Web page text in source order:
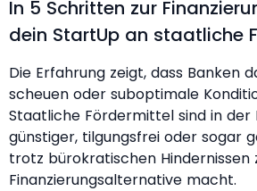
In 5 Schritten zur
dein StartUp an staatliche
Die Erfahrung zeigt, dass Banken
scheuen oder suboptimale
Staatliche Fördermittel sind in der
günstiger, tilgungsfrei oder sogar
trotz bürokratischen Hindernissen
Finanzierungsalternative macht.